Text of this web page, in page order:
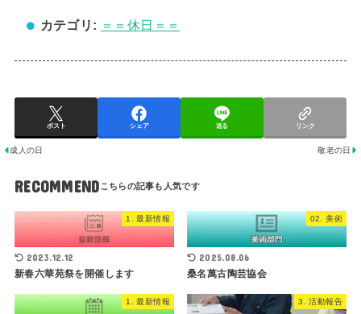
カテゴリ: ＝＝休日＝＝
ポスト シェア 送る リンク
成人の日 敬老の日
RECOMMEND
1. 最新情報
2023.12.12
新春六華苑祭を開催します
02. 美術
2025.08.06
桑名萬古陶芸協会
1. 最新情報 3. 活動報告